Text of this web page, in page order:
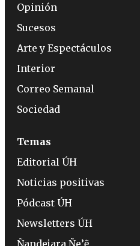
Opinión
Sucesos
Arte y Espectáculos
Interior
Correo Semanal
Sociedad
Temas
Editorial ÚH
Noticias positivas
Pódcast ÚH
Newsletters ÚH
Ñandejara Ñe’ẽ